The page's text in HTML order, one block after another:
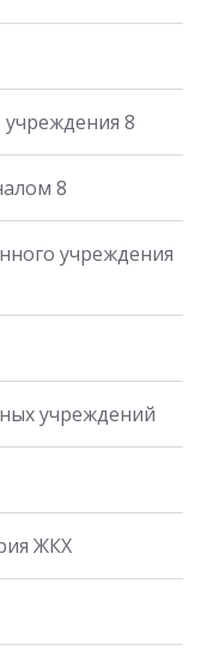
учреждения 8
8
учреждения
учреждений
ЖКХ